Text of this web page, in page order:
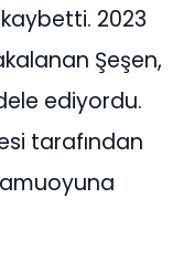
kaybetti. 2023
Şeşen,
ediyordu.
tarafından